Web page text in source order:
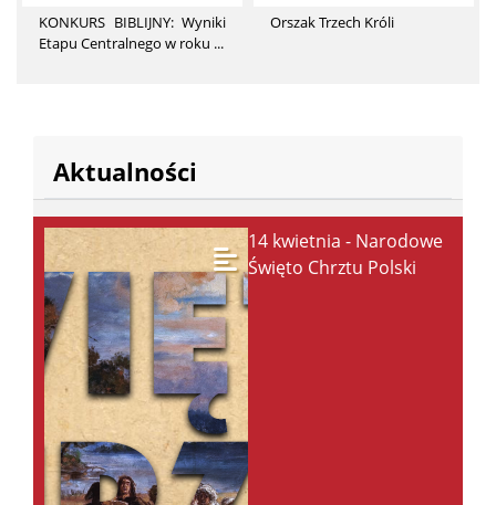
KONKURS BIBLIJNY: Wyniki
Etapu Centralnego w roku ...
Orszak Trzech Króli
Aktualności
14 kwietnia - Narodowe
Święto Chrztu Polski